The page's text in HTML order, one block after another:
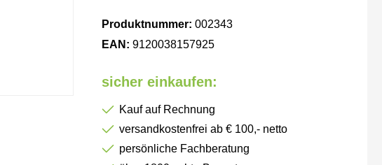
Produktnummer:002343
EAN:9120038157925
sicher einkaufen:
Kauf auf Rechnung
versandkostenfrei ab € 100,- netto
persönliche Fachberatung